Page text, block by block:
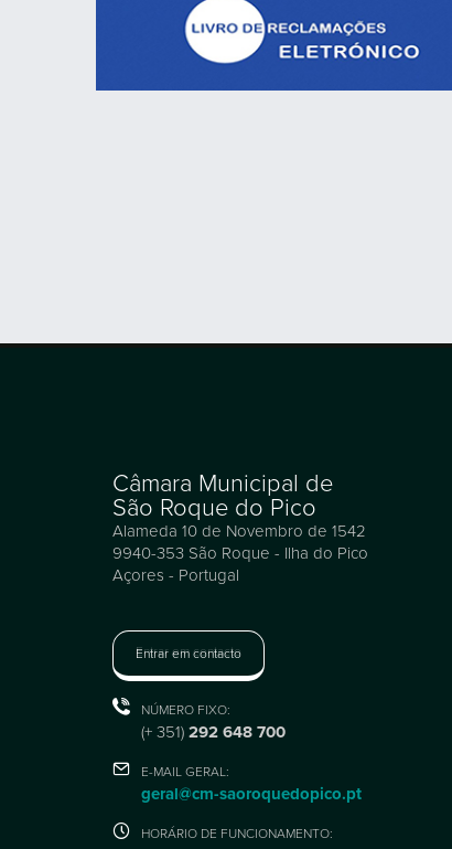
Câmara Municipal de
São Roque do Pico
Alameda 10 de Novembro de 1542
9940-353 São Roque - Ilha do Pico
Açores - Portugal
Entrar em contacto
NÚMERO FIXO:
(+ 351) 292 648 700
E-MAIL GERAL:
geral@cm-saoroquedopico.pt
HORÁRIO DE FUNCIONAMENTO: